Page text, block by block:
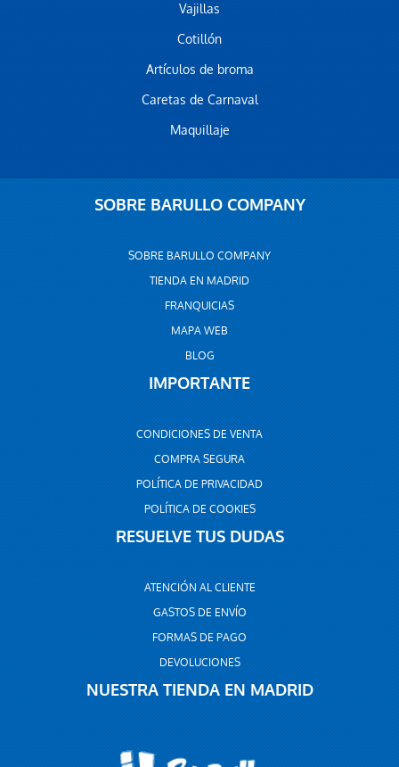
Vajillas
Cotillón
Artículos de broma
Caretas de Carnaval
Maquillaje
SOBRE BARULLO COMPANY
SOBRE BARULLO COMPANY
TIENDA EN MADRID
FRANQUICIAS
MAPA WEB
BLOG
IMPORTANTE
CONDICIONES DE VENTA
COMPRA SEGURA
POLÍTICA DE PRIVACIDAD
POLÍTICA DE COOKIES
RESUELVE TUS DUDAS
ATENCIÓN AL CLIENTE
GASTOS DE ENVÍO
FORMAS DE PAGO
DEVOLUCIONES
NUESTRA TIENDA EN MADRID